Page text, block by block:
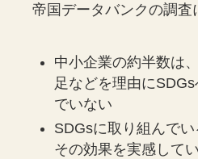
帝国データバンクの調査
中小企業の約半数は
足などを理由に
でいない
SDGsに取り組んでい
その効果を実感して